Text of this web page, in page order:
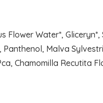
Flower Water*,
Malva
Chamomilla Recutita